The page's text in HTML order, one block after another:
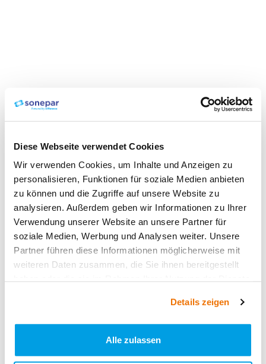
Diese Webseite verwendet Cookies
Wir verwenden Cookies, um Inhalte und Anzeigen zu
personalisieren, Funktionen für soziale Medien anbieten
zu können und die Zugriffe auf unsere Website zu
analysieren. Außerdem geben wir Informationen zu Ihrer
Verwendung unserer Website an unsere Partner für
soziale Medien, Werbung und Analysen weiter. Unsere
Partner führen diese Informationen möglicherweise mit
weiteren Daten zusammen, die Sie ihnen bereitgestellt
Details zeigen
Alle zulassen